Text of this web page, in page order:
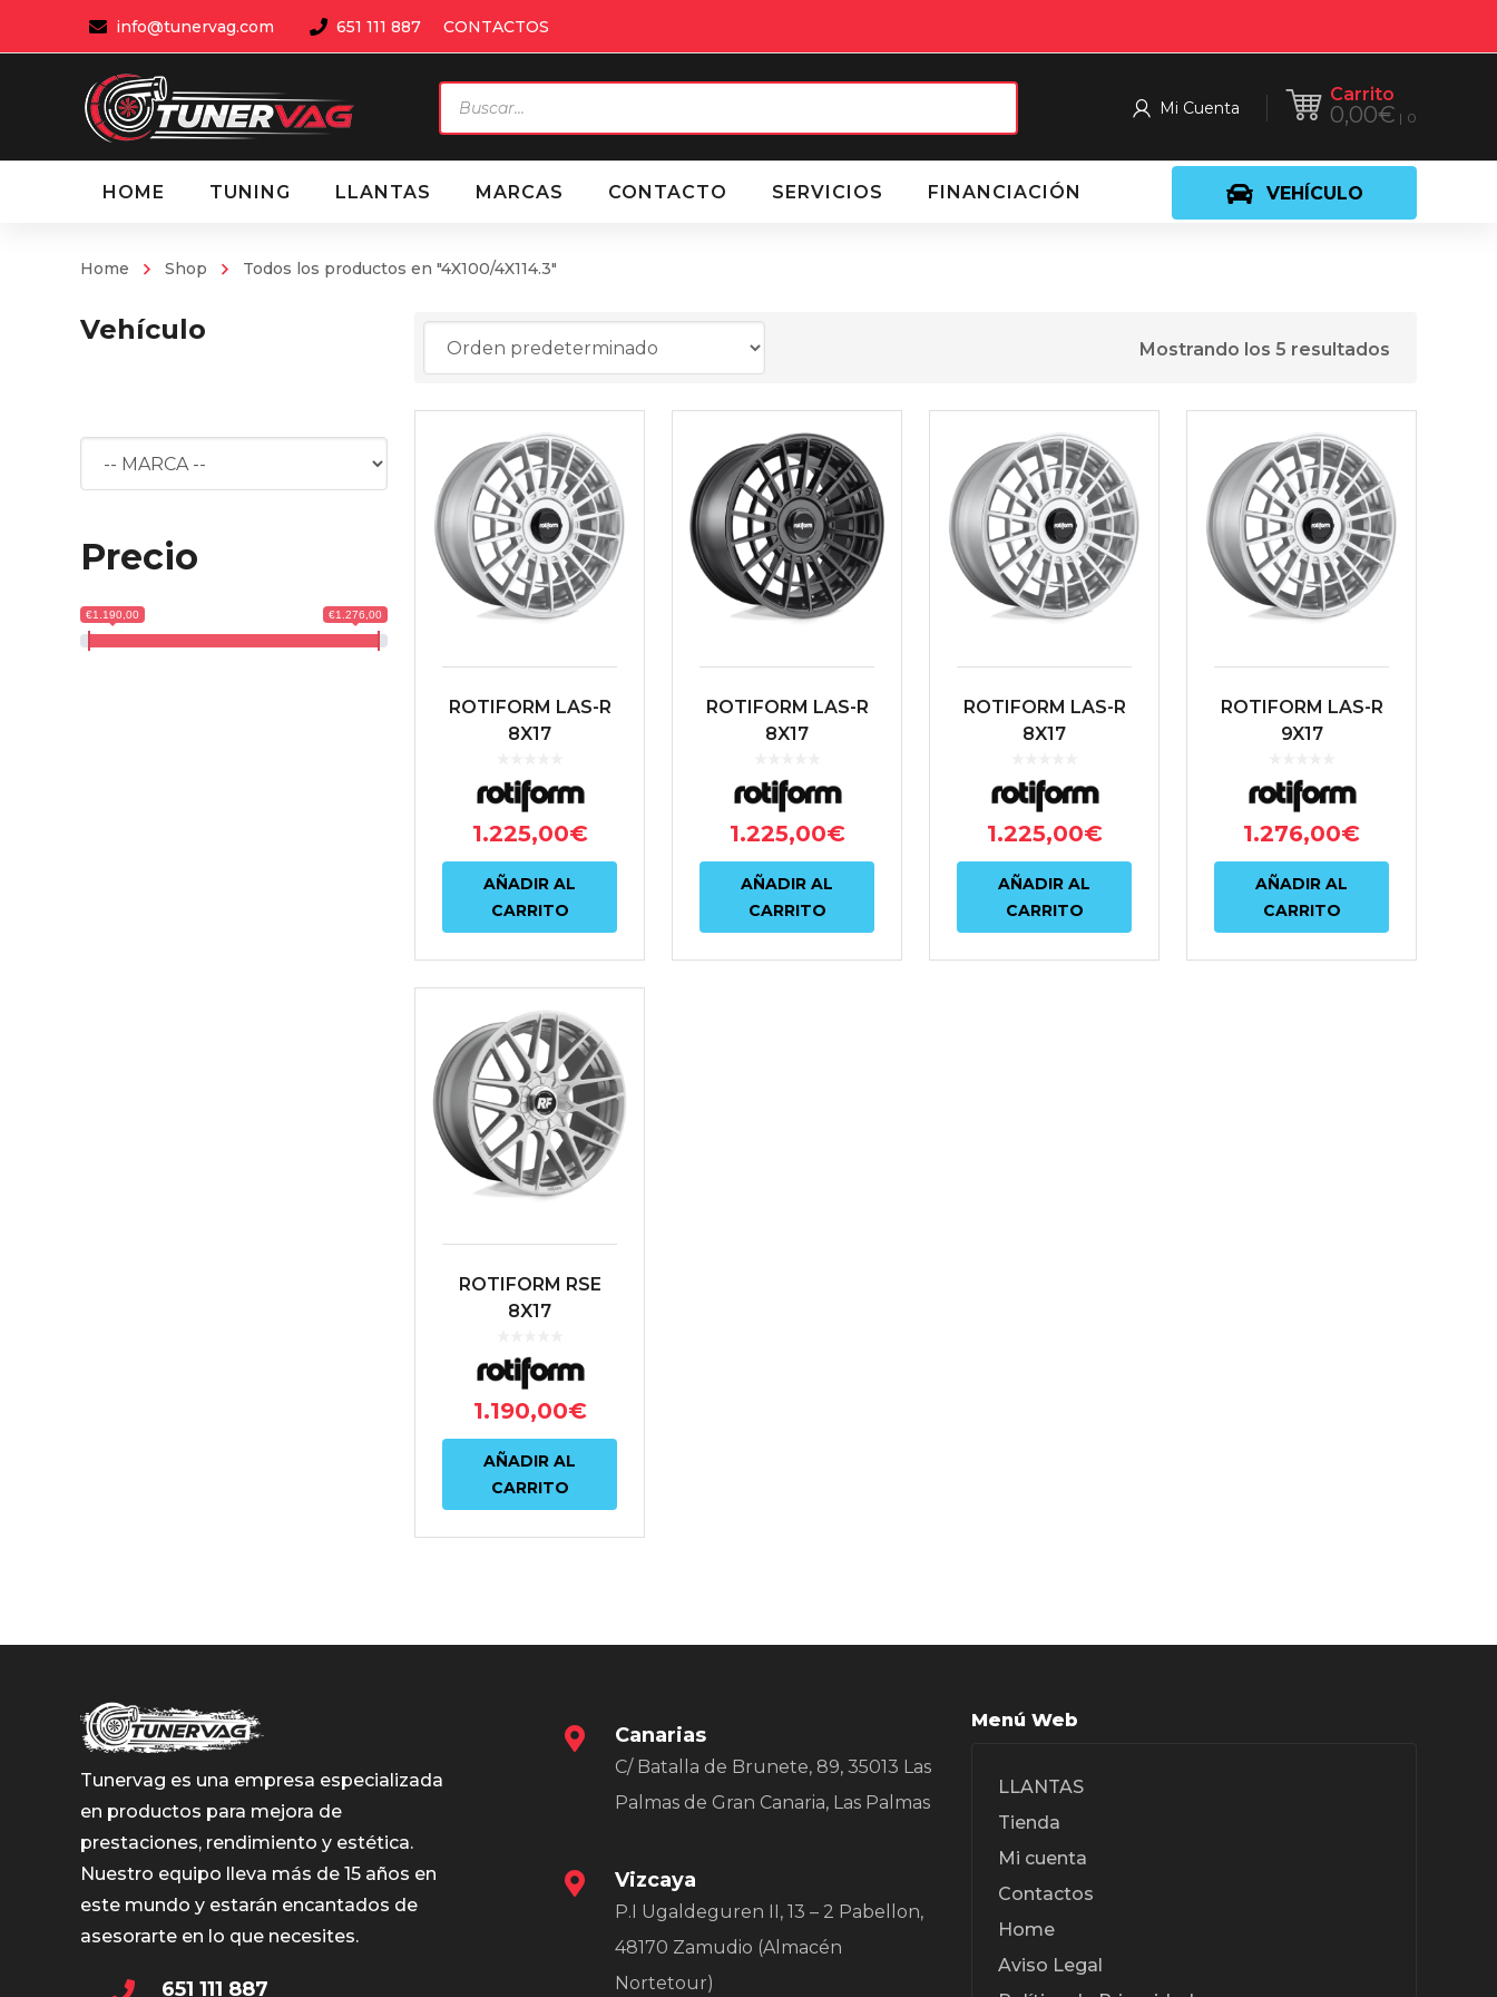
info@tunervag.com 651 111 887 CONTACTOS
Carrito
0,00€ 0
Mi Cuenta
de
productos
VEHÍCULO
HOME TUNING LLANTAS MARCAS CONTACTO SERVICIOS FINANCIACIÓN
Home Shop Todos los productos en "4X100/4X114.3"
Vehículo
Precio
€1.190,00 €1.276,00
Mostrando los 5 resultados
ROTIFORM LAS-R
8X17
ET30 70.1 PLATA
1.225,00€
AÑADIR AL
CARRITO
ROTIFORM LAS-R
8X17
ET40 70.1 NEGRO
1.225,00€
AÑADIR AL
CARRITO
ROTIFORM LAS-R
8X17
ET40 70.1 PLATA
1.225,00€
AÑADIR AL
CARRITO
ROTIFORM LAS-R
9X17
ET30 70.1 PLATA
1.276,00€
AÑADIR AL
CARRITO
ROTIFORM RSE
8X17
ET40 70.1 PLATA
1.190,00€
AÑADIR AL
CARRITO
Tunervag es una empresa especializada
en productos para mejora de
prestaciones, rendimiento y estética.
Nuestro equipo lleva más de 15 años en
este mundo y estarán encantados de
asesorarte en lo que necesites.
651 111 887
Canarias
C/ Batalla de Brunete, 89, 35013 Las
Palmas de Gran Canaria, Las Palmas
Vizcaya
P.I Ugaldeguren II, 13 – 2 Pabellon,
48170 Zamudio (Almacén
Nortetour)
Menú Web
LLANTAS
Tienda
Mi cuenta
Contactos
Home
Aviso Legal